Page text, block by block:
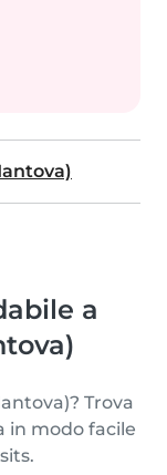
a
Trova
in modo facile